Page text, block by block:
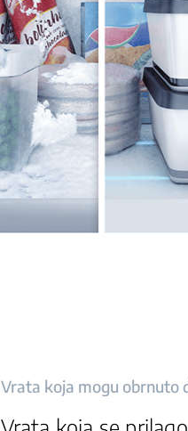
Vrata koja mogu obrnuto